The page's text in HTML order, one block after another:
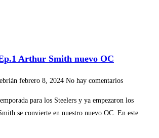
Arthur Smith nuevo OC
febrero 8, 2024 No hay comentarios
para los Steelers y ya empezaron los
se convierte en nuestro nuevo OC. En este